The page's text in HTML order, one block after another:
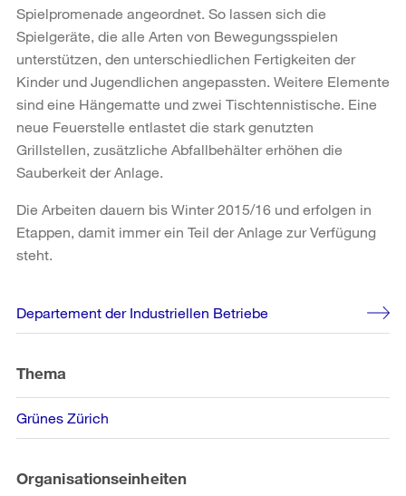
Spielpromenade angeordnet. So lassen sich die
Spielgeräte, die alle Arten von Bewegungsspielen
unterstützen, den unterschiedlichen Fertigkeiten der
Kinder und Jugendlichen angepassten. Weitere Elemente
sind eine Hängematte und zwei Tischtennistische. Eine
neue Feuerstelle entlastet die stark genutzten
Grillstellen, zusätzliche Abfallbehälter erhöhen die
Sauberkeit der Anlage.
Die Arbeiten dauern bis Winter 2015/16 und erfolgen in
Etappen, damit immer ein Teil der Anlage zur Verfügung
steht.
Weitere
Informationen
Departement der Industriellen Betriebe
Thema
Grünes Zürich
Organisationseinheiten